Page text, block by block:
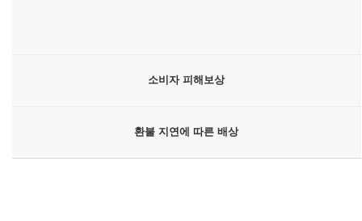
소비자 피해보상
환불 지연에 따른 배상